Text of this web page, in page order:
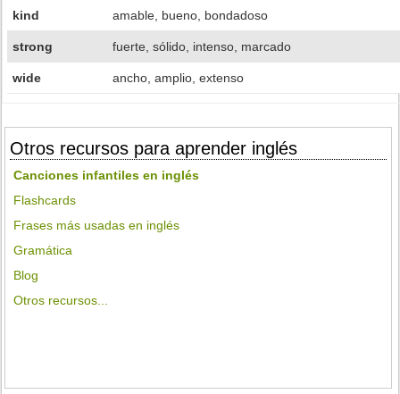
kind amable, bueno, bondadoso
strong fuerte, sólido, intenso, marcado
wide ancho, amplio, extenso
Otros recursos para aprender inglés
Canciones infantiles en inglés
Flashcards
Frases más usadas en inglés
Gramática
Blog
Otros recursos...